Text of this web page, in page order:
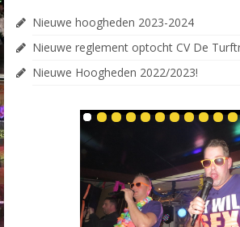
Nieuwe hoogheden 2023-2024
Nieuwe reglement optocht CV De
Nieuwe Hoogheden 2022/2023!